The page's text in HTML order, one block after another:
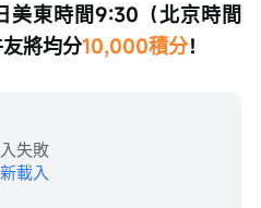
美東時間9:30（北京時間
將均分10,000積分！
失敗
載入